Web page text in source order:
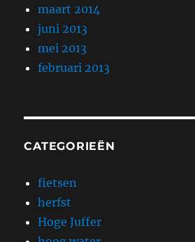
maart 2014
juni 2013
mei 2013
februari 2013
CATEGORIEËN
fietsen
herfst
Hoge Juffer